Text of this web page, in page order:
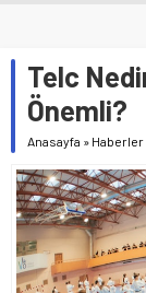
Telc
Önemli?
Anasayfa » Haberler